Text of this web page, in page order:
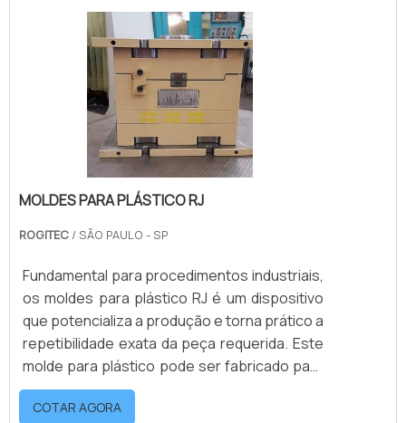
Tipos de plástico; Texturas;
Tamanhos.Esses produtos são muitas vezes
criados por encomenda e sob medida do
cliente que deve apontar todas as esp.
MOLDES PARA PLÁSTICO RJ
ROGITEC / SÃO PAULO - SP
Fundamental para procedimentos industriais,
os moldes para plástico RJ é um dispositivo
que potencializa a produção e torna prático a
repetibilidade exata da peça requerida. Este
molde para plástico pode ser fabricado para
produzir peças com as mais diversas
medidas, formas e texturas, além de moldar
COTAR AGORA